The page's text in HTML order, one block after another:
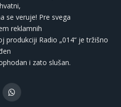
se veruje! Pre svega
reklamnih
produkciji Radio „014“ je tržišno
i zato slušan.
WhatsApp